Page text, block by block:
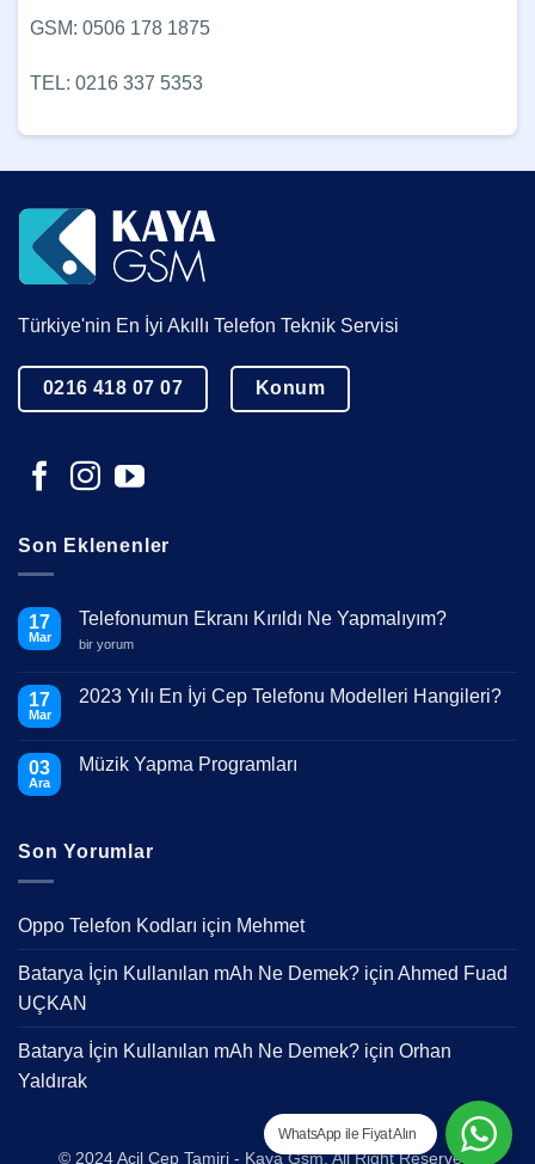
GSM: 0506 178 1875
TEL: 0216 337 5353
Türkiye'nin En İyi Akıllı Telefon Teknik Servisi
0216 418 07 07 Konum
Son Eklenenler
17
Mar
Telefonumun Ekranı Kırıldı Ne Yapmalıyım?
Telefonumun
Ne
Yapmalıyım?
bir yorum
17
Mar
2023 Yılı En İyi Cep Telefonu Modelleri Hangileri?
Yılı
Modelleri
Hangileri?
03
Ara
Müzik Yapma Programları
Programları
Son Yorumlar
Oppo Telefon Kodları için Mehmet
Batarya İçin Kullanılan mAh Ne Demek? için Ahmed Fuad
UÇKAN
Batarya İçin Kullanılan mAh Ne Demek? için Orhan
Yaldırak
© 2024 Acil Cep Tamiri - Kaya Gsm. All Right Reserved.
WhatsApp ile Fiyat Alın